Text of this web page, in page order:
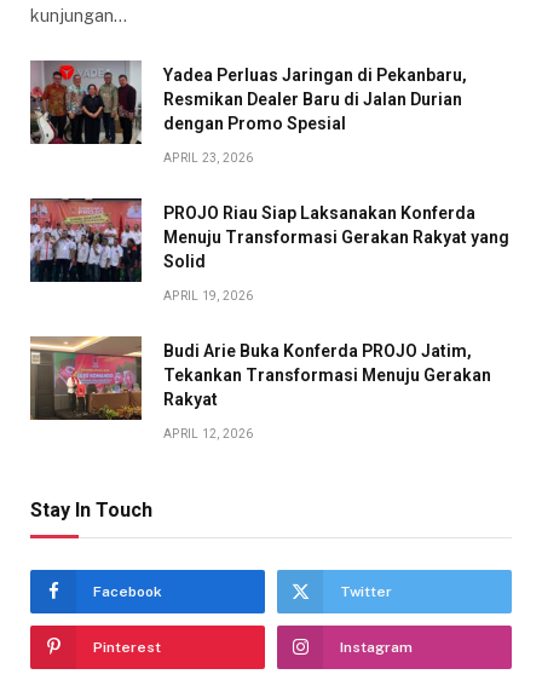
kunjungan…
Yadea Perluas Jaringan di Pekanbaru,
Resmikan Dealer Baru di Jalan Durian
dengan Promo Spesial
APRIL 23, 2026
PROJO Riau Siap Laksanakan Konferda
Menuju Transformasi Gerakan Rakyat yang
Solid
APRIL 19, 2026
Budi Arie Buka Konferda PROJO Jatim,
Tekankan Transformasi Menuju Gerakan
Rakyat
APRIL 12, 2026
Stay In Touch
Facebook Twitter
Pinterest Instagram